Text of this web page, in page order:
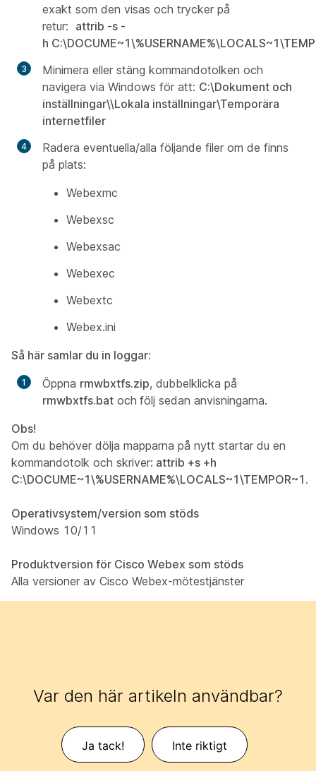
exakt som den visas och trycker på
retur: attrib -s -
h
Minimera eller stäng kommandotolken och
navigera via Windows för att: C:\Dokument och
inställningar\\Lokala inställningar\Temporära
internetfiler
Radera eventuella/alla följande filer om de finns
på plats:
Webexmc
Webexsc
Webexsac
Webexec
Webextc
Webex.ini
Så här samlar du in loggar:
Öppna rmwbxtfs.zip, dubbelklicka på
rmwbxtfs.bat och följ sedan anvisningarna.
Obs!
Om du behöver dölja mapparna på nytt startar du en
kommandotolk och skriver: attrib +s +h
C:\DOCUME~1\%USERNAME%\LOCALS~1\TEMPOR~1.
Operativsystem/version som stöds
Windows 10/11
Produktversion för Cisco Webex som stöds
Alla versioner av Cisco Webex-mötestjänster
Var den här artikeln användbar?
Ja tack! Inte riktigt